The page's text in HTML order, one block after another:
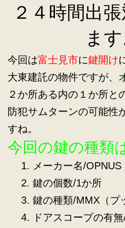
２４時間出
ます
今回は富士見市に鍵開け
大東建託の物件ですが、
２か所ある内の１か所と
防犯サムターンの可能性
すね。
今回の鍵の種類
メーカー名/OPNUS
鍵の個数/1か所
鍵の種類/MMX（プ
ドアスコープの有無